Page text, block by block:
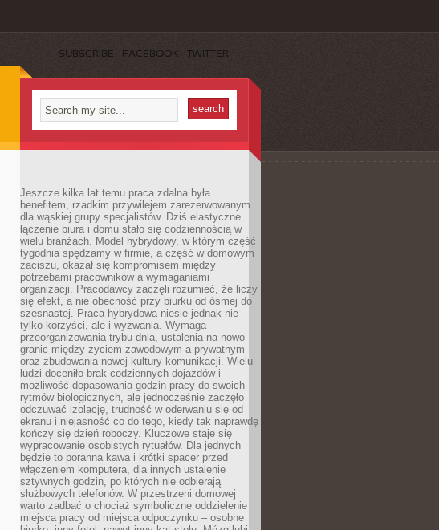
SUBSCRIBE FACEBOOK TWITTER
Jeszcze kilka lat temu praca zdalna była
benefitem, rzadkim przywilejem zarezerwowanym
dla wąskiej grupy specjalistów. Dziś elastyczne
łączenie biura i domu stało się codziennością w
wielu branżach. Model hybrydowy, w którym część
tygodnia spędzamy w firmie, a część w domowym
zaciszu, okazał się kompromisem między
potrzebami pracowników a wymaganiami
organizacji. Pracodawcy zaczęli rozumieć, że liczy
się efekt, a nie obecność przy biurku od ósmej do
szesnastej. Praca hybrydowa niesie jednak nie
tylko korzyści, ale i wyzwania. Wymaga
przeorganizowania trybu dnia, ustalenia na nowo
granic między życiem zawodowym a prywatnym
oraz zbudowania nowej kultury komunikacji. Wielu
ludzi doceniło brak codziennych dojazdów i
możliwość dopasowania godzin pracy do swoich
rytmów biologicznych, ale jednocześnie zaczęło
odczuwać izolację, trudność w oderwaniu się od
ekranu i niejasność co do tego, kiedy tak naprawdę
kończy się dzień roboczy. Kluczowe staje się
wypracowanie osobistych rytuałów. Dla jednych
będzie to poranna kawa i krótki spacer przed
włączeniem komputera, dla innych ustalenie
sztywnych godzin, po których nie odbierają
służbowych telefonów. W przestrzeni domowej
warto zadbać o chociaż symboliczne oddzielenie
miejsca pracy od miejsca odpoczynku – osobne